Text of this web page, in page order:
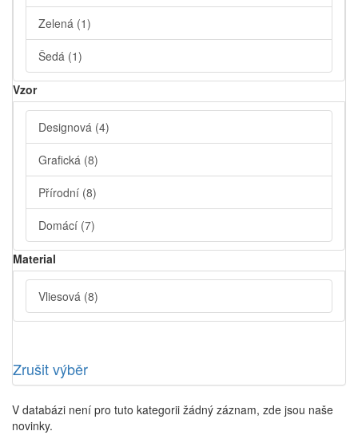
Zelená (1)
Šedá (1)
Vzor
Designová (4)
Grafická (8)
Přírodní (8)
Domácí (7)
Material
Vliesová (8)
Zrušit výběr
V databázi není pro tuto kategorii žádný záznam, zde jsou naše
novinky.